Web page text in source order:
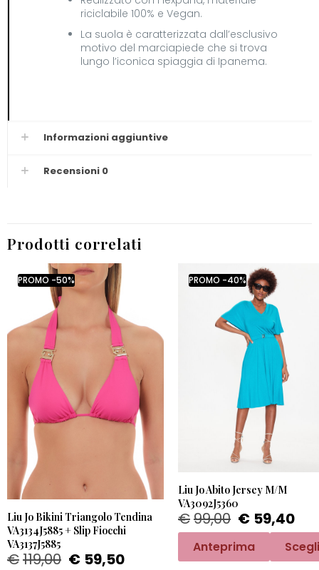
riciclabile 100% e Vegan.
La suola è caratterizzata dall’esclusivo
motivo del marciapiede che si trova
lungo l’iconica spiaggia di Ipanema.
Informazioni aggiuntive
Recensioni 0
Prodotti correlati
PROMO -50%
Liu Jo Bikini Triangolo Tendina
VA3134J5885 + Slip Fiocchi
VA3137J5885
€119,00 € 59,50
PROMO -40%
Liu Jo Abito Jersey M/M
VA3092J5360
€99,00 € 59,40
Anteprima Scegli